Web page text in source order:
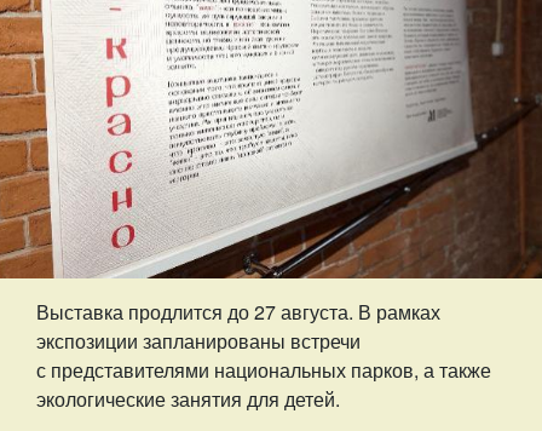
Выставка продлится до 27 августа. В рамках
экспозиции запланированы встречи
с представителями национальных парков, а также
экологические занятия для детей.